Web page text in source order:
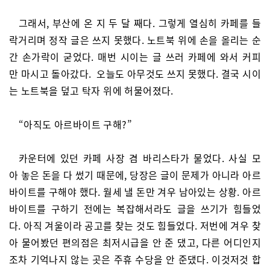
그래서, 부산에 온 지 두 달 째다. 그렇게 열심히 카페를 들
락거리며 정작 글은 쓰지 못했다. 노트북 위에 손을 올리는 순
간 손가락이 굳었다. 매번 시이는 글 쓰러 카페에 와서 커피
만 마시고 돌아갔다. 오늘도 아무것도 쓰지 못했다. 결국 시이
는 노트북을 덮고 탁자 위에 허물어졌다.
“아직도 아르바이트 구해?”
카운터에 있던 카페 사장 겸 바리스타가 물었다. 사실 모
아 놓은 돈을 다 썼기 때문에, 당장은 글이 문제가 아니라 아르
바이트를 구해야 했다. 월세 낼 돈만 겨우 남아있는 상황. 아르
바이트를 구하기 전에는 복잡해서라도 글을 쓰기가 힘들었
다. 아직 겨울이라 공고를 찾는 것도 힘들었다. 저번에 겨우 찾
아 물어봤던 편의점은 최저시급을 안 준 댔고, 다른 어디인지
조차 기억나지 않는 곳은 주휴 수당을 안 준댔다. 이것저것 합